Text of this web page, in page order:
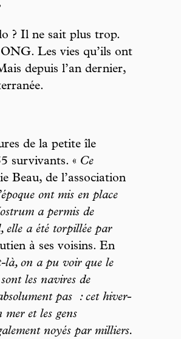
? Il ne sait plus trop.
Les vies qu’ils ont
depuis l’an dernier,
de la petite île
survivants. « Ce
Beau, de l’association
ont mis en place
a permis de
elle a été torpillée par
à ses voisins. En
là, on a pu voir que le
les navires de
pas
: cet hiver-
et les gens
noyés par milliers.